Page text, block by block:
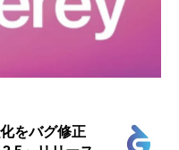
をバグ修正